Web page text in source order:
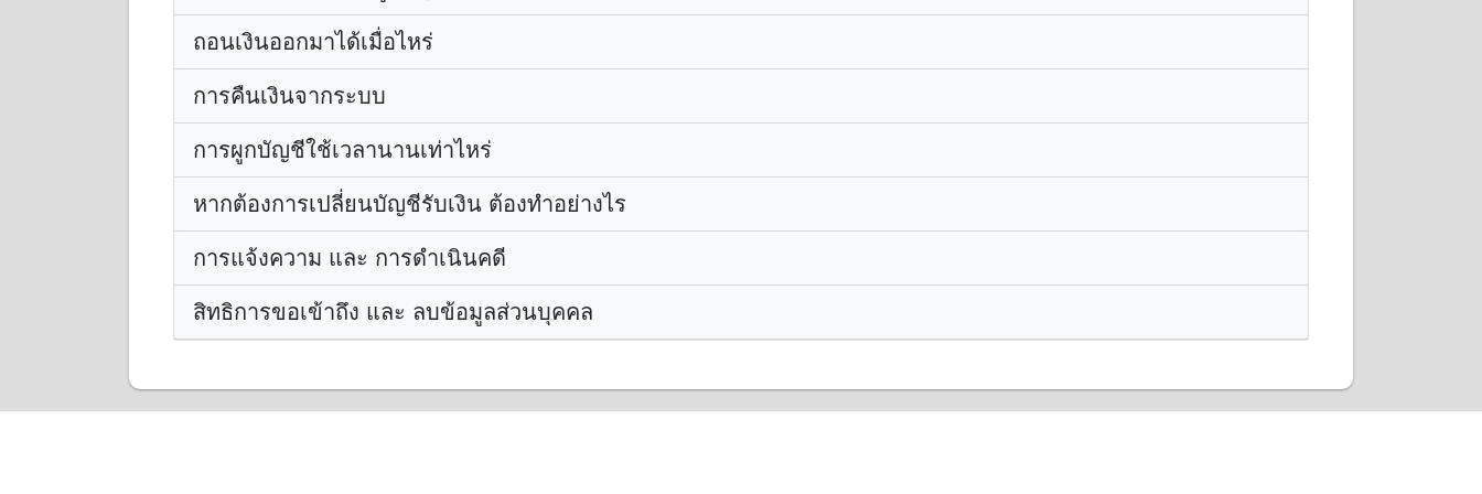
ถอนเงินออกมาได้เมื่อไหร่
การคืนเงินจากระบบ
การผูกบัญชีใช้เวลานานเท่าไหร่
หากต้องการเปลี่ยนบัญชีรับเงิน ต้องทำอย่างไร
การแจ้งความ และ การดำเนินคดี
สิทธิการขอเข้าถึง และ ลบข้อมูลส่วนบุคคล